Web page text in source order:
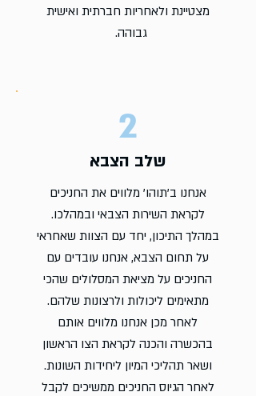
מצטיינת ולאחריות חברתית ואישית
גבוהה.
2
שלב הצבא
אנחנו ב'תוהו' מלווים את החניכים
לקראת השירות הצבאי ובמהלכו.
במהלך התיכון, יחד עם הצוות שאחראי
על תחום הצבא, אנחנו עובדים עם
החניכים על מציאת המסלולים שהכי
מתאימים ליכולות ולרצונות שלהם.
לאחר מכן אנחנו מלווים אותם
בהכשרה והכנה לקראת הצו הראשון
ושאר תהליכי המיון ליחידות השונות.
לאחר הגיוס החניכים ממשיכים לקבל